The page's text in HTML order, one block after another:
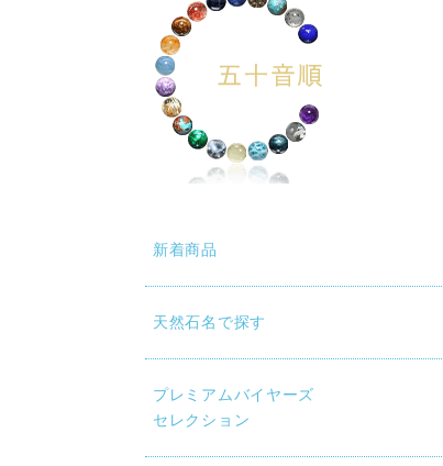
新着商品
天然石名で探す
プレミアムバイヤーズ
セレクション
再生時に画質が低い場合は、設定（⚙）から「1080p HD」